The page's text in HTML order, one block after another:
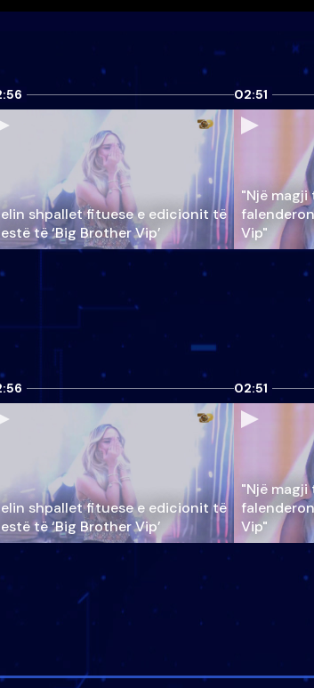
shpallet fituese e edicionit të
të ‘Big Brother Vip’
02:51
"Një
Vip"
shpallet fituese e edicionit të
të ‘Big Brother Vip’
02:51
"Një
Vip"